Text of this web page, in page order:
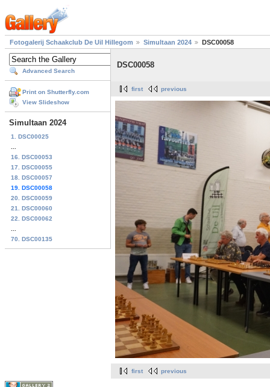
Fotogalerij Schaakclub De Uil Hillegom Simultaan 2024 DSC00058
Advanced Search
Print on Shutterfly.com
View Slideshow
Simultaan 2024
1. DSC00025
16. DSC00053
17. DSC00055
18. DSC00057
19. DSC00058
20. DSC00059
21. DSC00060
22. DSC00062
70. DSC00135
DSC00058
first previous
first previous